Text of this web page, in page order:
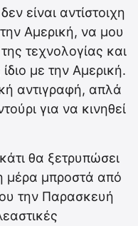
είναι αντίστοιχη
Αμερική, να μου
της τεχνολογίας και
με την Αμερική.
αντιγραφή, απλά
για να κινηθεί
θα ξετρυπώσει
μέρα μπροστά από
την Παρασκευή